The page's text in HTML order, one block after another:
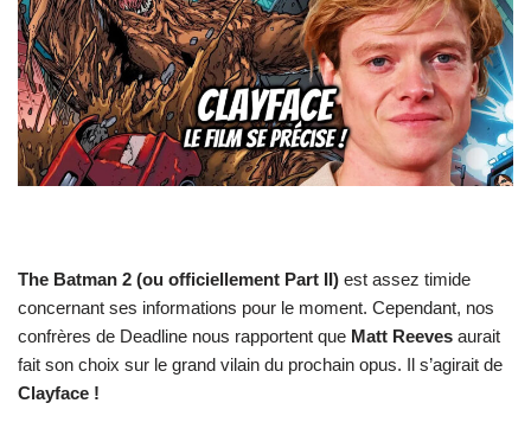
The Batman 2 (ou officiellement Part II) est assez timide
concernant ses informations pour le moment. Cependant, nos
confrères de Deadline nous rapportent que Matt Reeves aurait
fait son choix sur le grand vilain du prochain opus. Il s’agirait de
Clayface !